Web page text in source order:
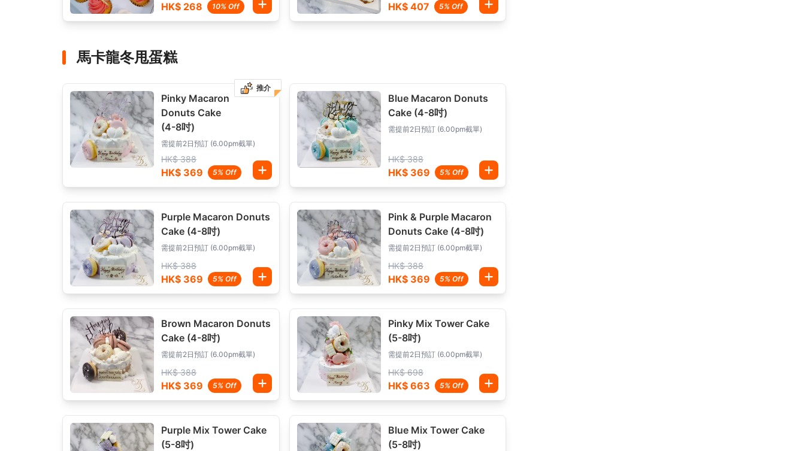
HK$ 268 10% Off HK$ 407 5% Off
馬卡龍冬甩蛋糕
推介
Pinky Macaron
Donuts Cake
(4-8吋)
需提前2日預訂 (6.00pm截單)
HK$ 388
HK$ 369 5% Off
Blue Macaron Donuts
Cake (4-8吋)
需提前2日預訂 (6.00pm截單)
HK$ 388
HK$ 369 5% Off
Purple Macaron Donuts
Cake (4-8吋)
需提前2日預訂 (6.00pm截單)
HK$ 388
HK$ 369 5% Off
Pink & Purple Macaron
Donuts Cake (4-8吋)
需提前2日預訂 (6.00pm截單)
HK$ 388
HK$ 369 5% Off
Brown Macaron Donuts
Cake (4-8吋)
需提前2日預訂 (6.00pm截單)
HK$ 388
HK$ 369 5% Off
Pinky Mix Tower Cake
(5-8吋)
需提前2日預訂 (6.00pm截單)
HK$ 698
HK$ 663 5% Off
Purple Mix Tower Cake
(5-8吋)
Blue Mix Tower Cake
(5-8吋)